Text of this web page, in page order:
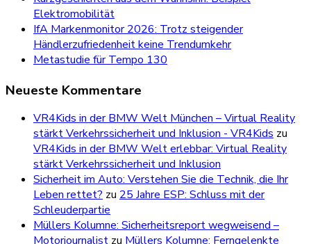
Elektromobilität
IfA Markenmonitor 2026: Trotz steigender
Händlerzufriedenheit keine Trendumkehr
Metastudie für Tempo 130
Neueste Kommentare
VR4Kids in der BMW Welt München – Virtual Reality
stärkt Verkehrssicherheit und Inklusion - VR4Kids zu
VR4Kids in der BMW Welt erlebbar: Virtual Reality
stärkt Verkehrssicherheit und Inklusion
Sicherheit im Auto: Verstehen Sie die Technik, die Ihr
Leben rettet? zu 25 Jahre ESP: Schluss mit der
Schleuderpartie
Müllers Kolumne: Sicherheitsreport wegweisend –
Motorjournalist zu Müllers Kolumne: Ferngelenkte